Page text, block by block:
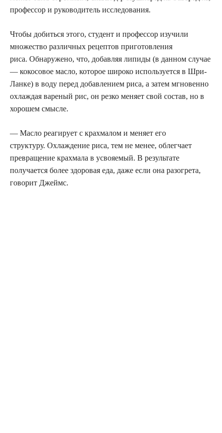
профессор и руководитель исследования.
Чтобы добиться этого, студент и профессор изучили
множество различных рецептов приготовления
риса. Обнаружено, что, добавляя липиды (в данном случае
— кокосовое масло, которое широко используется в Шри-
Ланке) в воду перед добавлением риса, а затем мгновенно
охлаждая вареный рис, он резко меняет свой состав, но в
хорошем смысле.
— Масло реагирует с крахмалом и меняет его
структуру. Охлаждение риса, тем не менее, облегчает
превращение крахмала в усвояемый. В результате
получается более здоровая еда, даже если она разогрета,
говорит Джеймс.